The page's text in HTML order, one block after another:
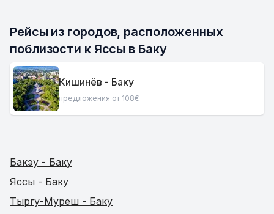
Рейсы из городов, расположенных
поблизости к Яссы в Баку
Кишинёв - Баку
предложения от 108€
Бакэу - Баку
Яссы - Баку
Тыргу-Муреш - Баку